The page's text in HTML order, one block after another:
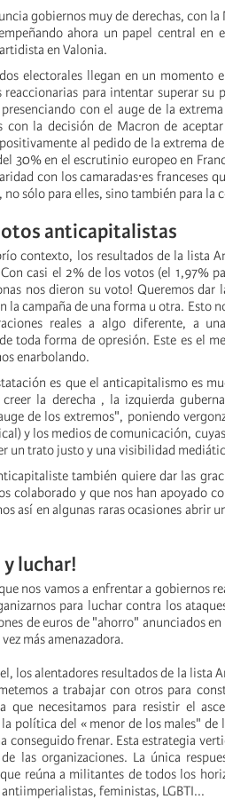
gobiernos muy de derechas, con
ahora un papel central
en Valonia.
electorales llegan en un momento
reaccionarias para intentar superar
con el auge de la
con la decisión de Macron de
al pedido de la extrema
30% en el escrutinio europeo en
con los camaradas⸱es franceses
no sólo para elles, sino también para la
anticapitalistas
contexto, los resultados de la lista
casi el 2% de los votos (el 1,97%
nos dieron su voto! Queremos
la campaña de una forma u otra. Esto
reales a algo diferente, a
toda forma de opresión. Este es el
enarbolando.
es que el anticapitalismo es
creer la derecha , la izquierda
de los extremos", poniendo
y los medios de comunicación,
un trato justo y una visibilidad
también quiere dar las
colaborado y que nos han apoyado
así en algunas raras ocasiones abrir
y luchar!
nos vamos a enfrentar a gobiernos
para luchar contra los
de euros de "ahorro" anunciados
más amenazadora.
los alentadores resultados de la lista
a trabajar con otros para
que necesitamos para resistir el
política del « menor de los males"
conseguido frenar. Esta estrategia
las organizaciones. La única
reúna a militantes de todos los
feministas, LGBTI...